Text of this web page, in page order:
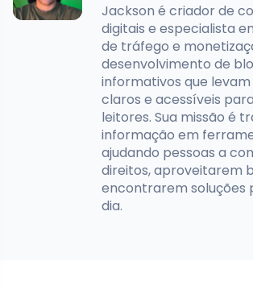
Jackson é criador de
digitais e especialista
de tráfego e
desenvolvimento de
informativos que
claros e acessíveis
leitores. Sua missão é
informação em
ajudando pessoas a
direitos, aproveitarem
encontrarem soluções
dia.